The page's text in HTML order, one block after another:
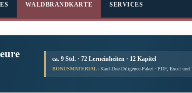
WALDBRANDKARTE SERVICES
ca. 9 Std. · 72 Lerneinheiten · 12 Kapitel
BONUSMATERIAL: Kauf-Due-Diligence-Paket · PDF, Excel und